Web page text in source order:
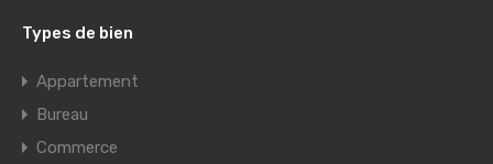
Types de bien
Appartement
Bureau
Commerce